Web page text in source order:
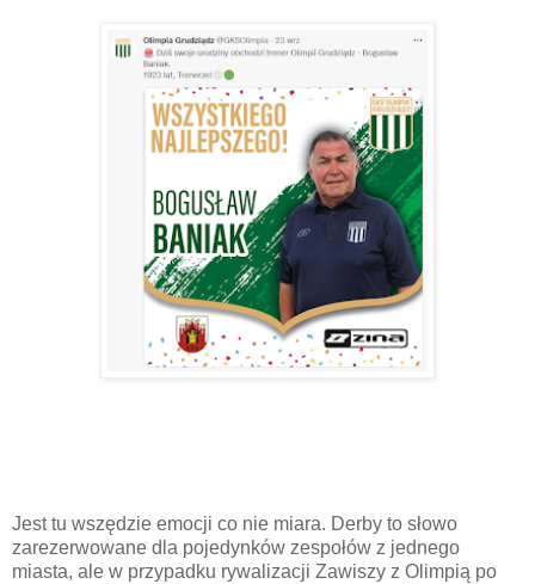
Jest tu wszędzie emocji co nie miara. Derby to słowo
zarezerwowane dla pojedynków zespołów z jednego
miasta, ale w przypadku rywalizacji Zawiszy z Olimpią po